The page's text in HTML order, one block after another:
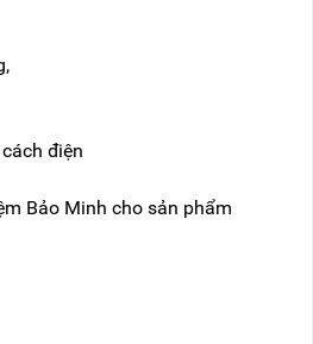
điện
Bảo Minh cho sản phẩm